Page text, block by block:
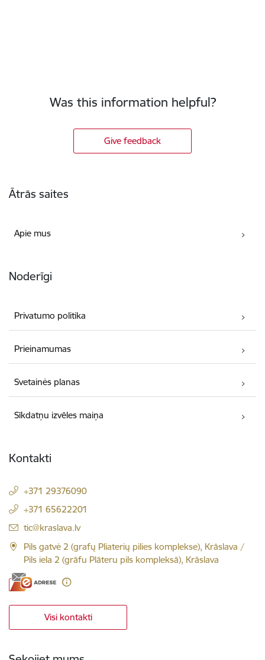
Was this information helpful?
Give feedback
Ātrās saites
Apie mus
Noderīgi
Privatumo politika
Prieinamumas
Svetainės planas
Sīkdatņu izvēles maiņa
Kontakti
+371 29376090
+371 65622201
El. paštas:
tic@kraslava.lv
Pils gatvė 2 (grafų Pliaterių pilies komplekse), Krāslava /
Pils iela 2 (grāfu Plāteru pils kompleksā), Krāslava
Visi kontakti